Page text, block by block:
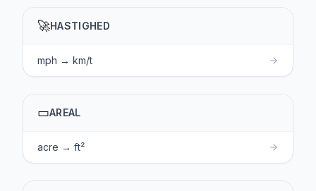
🚀HASTIGHED
mph → km/t
▭AREAL
acre → ft²